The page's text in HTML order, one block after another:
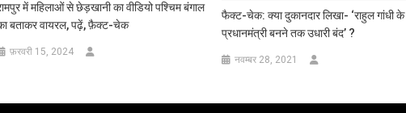
में महिलाओं से छेड़खानी का वीडियो पश्चिम बंगाल
बताकर वायरल, पढ़ें, फ़ैक्ट-चेक
फ़रवरी 15, 2024
फैक्ट-चेक: क्या दुकानदार लिखा- ‘राहुल गांधी के
प्रधानमंत्री बनने तक उधारी बंद’ ?
नवम्बर 28, 2021